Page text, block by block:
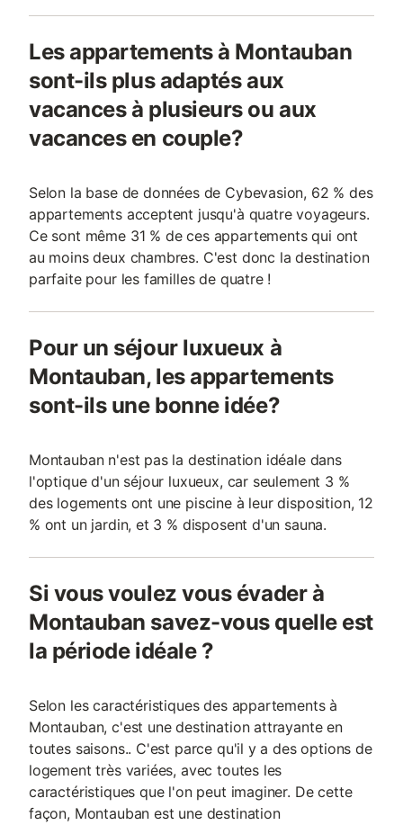
Les appartements à Montauban
sont-ils plus adaptés aux
vacances à plusieurs ou aux
vacances en couple?
Selon la base de données de Cybevasion, 62 % des
appartements acceptent jusqu'à quatre voyageurs.
Ce sont même 31 % de ces appartements qui ont
au moins deux chambres. C'est donc la destination
parfaite pour les familles de quatre !
Pour un séjour luxueux à
Montauban, les appartements
sont-ils une bonne idée?
Montauban n'est pas la destination idéale dans
l'optique d'un séjour luxueux, car seulement 3 %
des logements ont une piscine à leur disposition, 12
% ont un jardin, et 3 % disposent d'un sauna.
Si vous voulez vous évader à
Montauban savez-vous quelle est
la période idéale ?
Selon les caractéristiques des appartements à
Montauban, c'est une destination attrayante en
toutes saisons.. C'est parce qu'il y a des options de
logement très variées, avec toutes les
caractéristiques que l'on peut imaginer. De cette
façon, Montauban est une destination